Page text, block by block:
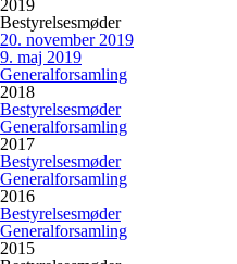
2019
Bestyrelsesmøder
20. november 2019
9. maj 2019
Generalforsamling
2018
Bestyrelsesmøder
Generalforsamling
2017
Bestyrelsesmøder
Generalforsamling
2016
Bestyrelsesmøder
Generalforsamling
2015